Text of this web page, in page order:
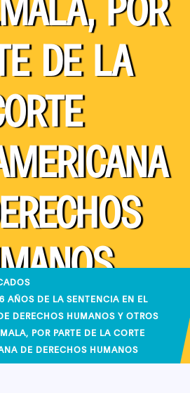
DE LA
AÑOS DE LA SENTENCIA EN EL
DERECHOS HUMANOS Y OTROS
POR PARTE DE LA CORTE
DE DERECHOS HUMANOS